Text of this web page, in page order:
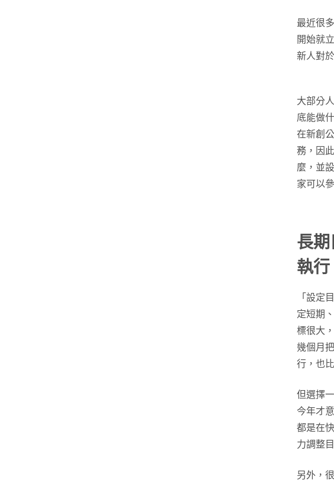
最近很
開始就
新人對
大部分
底能做
在新創
務，因
麼，並
家可以
長期
執行
「設定
定短期
標很大
幾個月
行，也
但選擇
今年才
都是在
力調整
另外，